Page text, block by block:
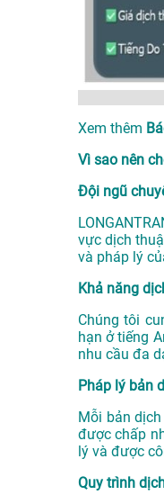
Xem thêm
Vì sao nên
Đội ngũ
vựcdịch
và pháp lý
Khả năng
Chúng tôi
hạn ở tiếng
nhu cầu đa
Pháp lý bản
Mỗi bản
được chấp
lý và được
Quy trình